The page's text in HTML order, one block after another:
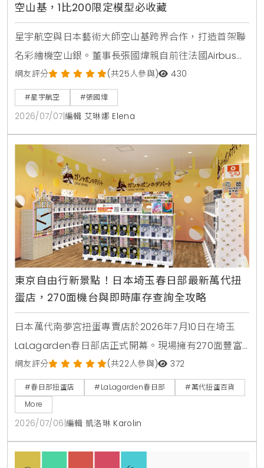
空山基，1比200限定模型必收藏
星宇航空與日本藝術大師空山基跨界合作，打造首架聯
名彩繪機空山銀。董事長張國煒親自前往法國Airbus總
部交機，並將飛機駕駛回台。機身採用特殊雲母塗料呈
現液態金屬質感，機腹更巧妙融入機械鯊魚設計。1比
200限量飛機模型於7月5日起在星宇小舖開賣。
網友評分 (共25人參與) 430
#星宇航空 #張國煒
2026/07/07 編輯 艾琳娜 Elena
東京自由行新景點！日本埼玉春日部最新萬代扭
蛋店，270面機台與即時庫存查詢全攻略
日本萬代南夢宮扭蛋專賣店於2026年7月10日在埼玉
LaLagarden春日部店正式開幕。現場擁有270面豐富
機台，包含蠟筆小新壽司公仔、排球少年等最新萬代熱
門扭蛋商品。引進線上即時庫存查詢系統，並於開幕前
3天推出追蹤社群送棉質束口袋、回收空蛋殼換特製提
袋等好康活動，是東京自由行最新景點。
網友評分 (共22人參與) 372
#春日部扭蛋店 #LaLagarden春日部
#萬代扭蛋百貨
More
2026/07/06 編輯 凱洛琳 Karolin